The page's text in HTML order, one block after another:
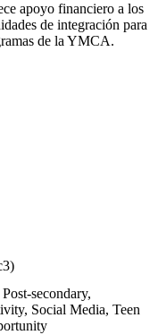
apoyo financiero a los
de integración para
de la YMCA.
secondary,
Social Media, Teen